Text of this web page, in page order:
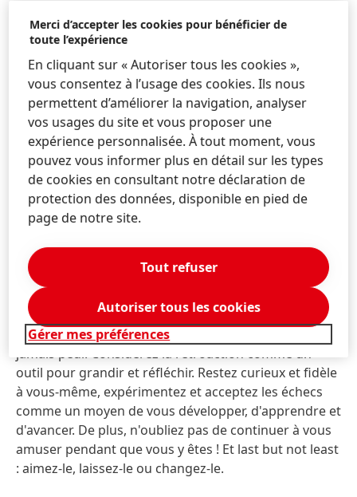
que d'oser être différent et de sortir des sentiers
battus en premier lieu. Bien sûr, cela nécessite
également de la résilience et de l'auto-motivation
pour faire face aux éventuels revers ou incertitudes
en cours de route. Instagram émergeait à cette
époque et nous n'avions pas beaucoup d'expérience
ou de gros budgets pour got2b à l'époque. Cela
signifie que nous avons décidé d'exploiter les
possibilités du numérique et de les connecter à une
expérience hors ligne pour nos consommateurs afin
de créer une campagne 360 sans précédent sur tous
Quel est le conseil le plus important que vous ayez
pour les débutants ?
Profitez des opportunités qui se présentent en cours
de route, osez utiliser votre voix et parlez. N'ayez
jamais peur. Considérez la rétroaction comme un
outil pour grandir et réfléchir. Restez curieux et fidèle
à vous-même, expérimentez et acceptez les échecs
comme un moyen de vous développer, d'apprendre et
d'avancer. De plus, n'oubliez pas de continuer à vous
amuser pendant que vous y êtes ! Et last but not least
: aimez-le, laissez-le ou changez-le.
Merci d’accepter les cookies pour bénéficier de
toute l’expérience
En cliquant sur « Autoriser tous les cookies »,
vous consentez à l’usage des cookies. Ils nous
permettent d’améliorer la navigation, analyser
vos usages du site et vous proposer une
expérience personnalisée. À tout moment, vous
pouvez vous informer plus en détail sur les types
de cookies en consultant notre déclaration de
protection des données, disponible en pied de
page de notre site.
Gérer mes préférences
Tout refuser
Autoriser tous les cookies